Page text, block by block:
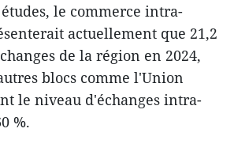
le commerce intra-
actuellement que 21,2
de la région en 2024,
blocs comme l'Union
le niveau d'échanges intra-
%.